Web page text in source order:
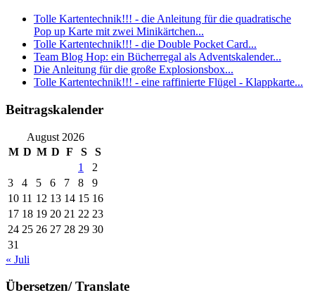
Tolle Kartentechnik!!! - die Anleitung für die quadratische
Pop up Karte mit zwei Minikärtchen...
Tolle Kartentechnik!!! - die Double Pocket Card...
Team Blog Hop: ein Bücherregal als Adventskalender...
Die Anleitung für die große Explosionsbox...
Tolle Kartentechnik!!! - eine raffinierte Flügel - Klappkarte...
Beitragskalender
August 2026
M D M D F S
S
1
2
3
4 5 6 7 8
9
10 11 12 13 14 15 16
17 18 19 20 21 22 23
24 25 26 27 28 29 30
31
« Juli
Übersetzen/ Translate